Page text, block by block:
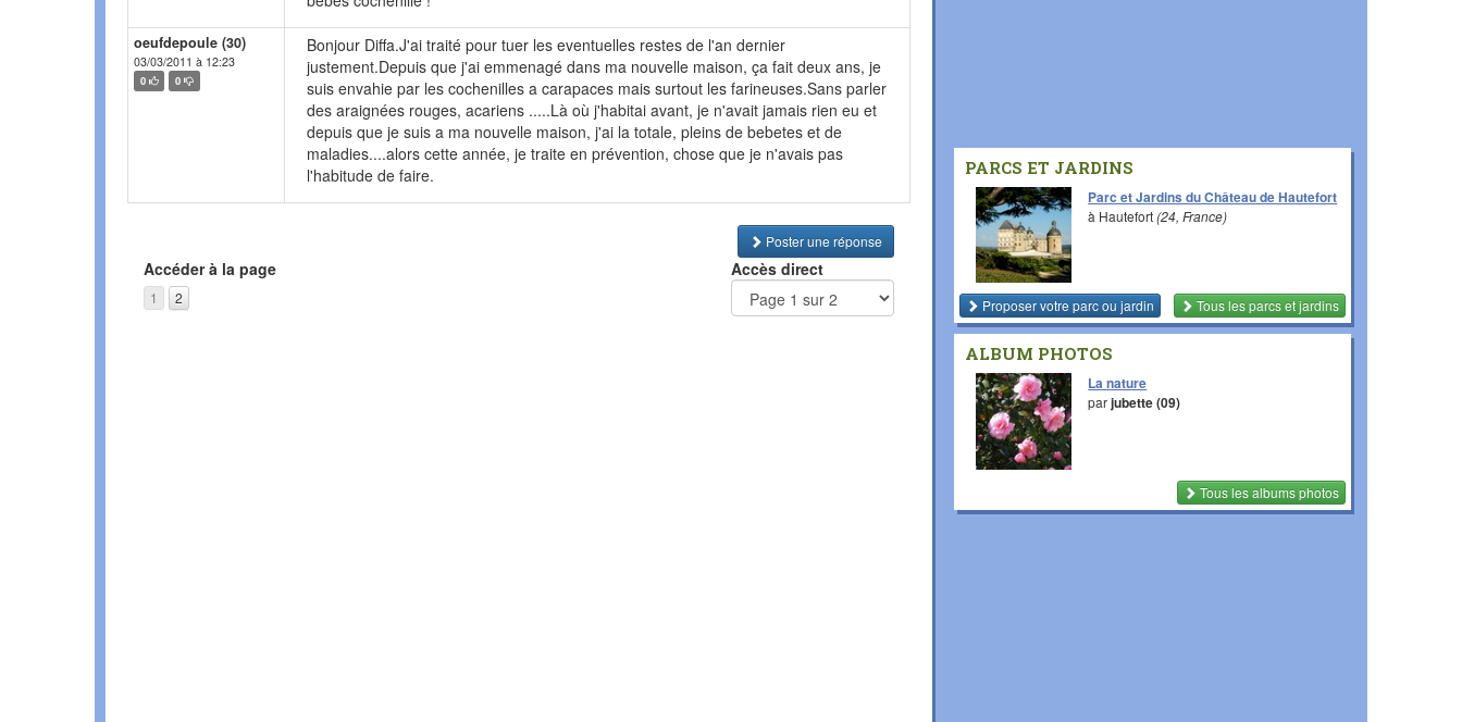
oeufdepoule (30)
03/03/2011 à 12:23
0 0
Bonjour Diffa.J'ai traité pour tuer les eventuelles restes de l'an dernier
justement.Depuis que j'ai emmenagé dans ma nouvelle maison, ça fait deux ans, je
suis envahie par les cochenilles a carapaces mais surtout les farineuses.Sans parler
des araignées rouges, acariens .....Là où j'habitai avant, je n'avait jamais rien eu et
depuis que je suis a ma nouvelle maison, j'ai la totale, pleins de bebetes et de
maladies....alors cette année, je traite en prévention, chose que je n'avais pas
l'habitude de faire.
Poster une réponse
Accéder à la page
1 2
Accès direct
PARCS ET JARDINS
Parc et Jardins du Château de Hautefort
à Hautefort(24, France)
Proposer votre parc ou jardin Tous les parcs et jardins
ALBUM PHOTOS
La nature
parjubette (09)
Tous les albums photos